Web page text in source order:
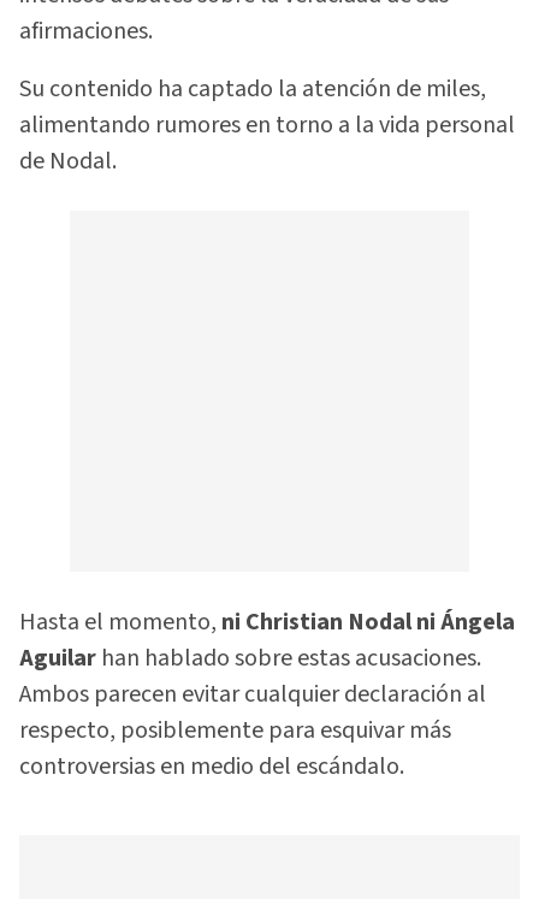
afirmaciones.
Su contenido ha captado la atención de miles,
alimentando rumores en torno a la vida personal
de Nodal.
Hasta el momento, ni Christian Nodal ni Ángela
Aguilar han hablado sobre estas acusaciones.
Ambos parecen evitar cualquier declaración al
respecto, posiblemente para esquivar más
controversias en medio del escándalo.